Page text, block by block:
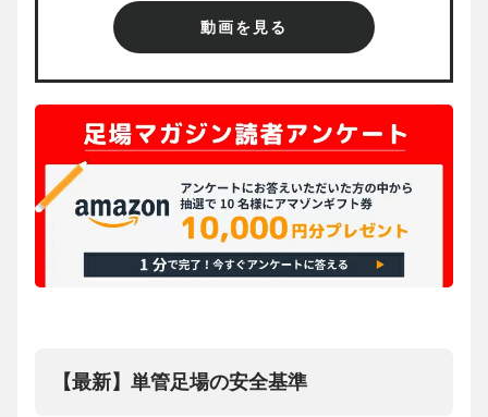
動画を見る
【最新】単管足場の安全基準